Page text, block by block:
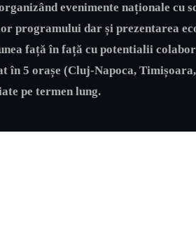
evenimente naționale cu
programului dar și prezentarea
față în față cu potentialii
în 5 orașe (Cluj-Napoca,
pe termen lung.